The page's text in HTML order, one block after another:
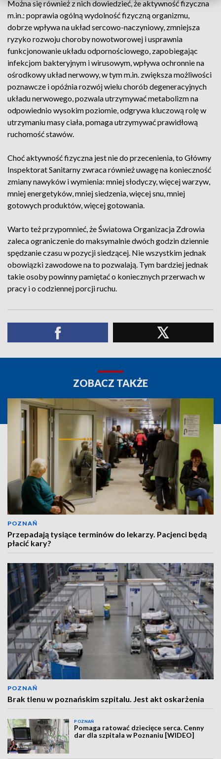
Można się również z nich dowiedzieć, że aktywność fizyczna
m.in.: poprawia ogólną wydolność fizyczną organizmu,
dobrze wpływa na układ sercowo-naczyniowy, zmniejsza
ryzyko rozwoju choroby nowotworowej i usprawnia
funkcjonowanie układu odpornościowego, zapobiegając
infekcjom bakteryjnym i wirusowym, wpływa ochronnie na
ośrodkowy układ nerwowy, w tym m.in. zwiększa możliwości
poznawcze i opóźnia rozwój wielu chorób degeneracyjnych
układu nerwowego, pozwala utrzymywać metabolizm na
odpowiednio wysokim poziomie, odgrywa kluczową rolę w
utrzymaniu masy ciała, pomaga utrzymywać prawidłową
ruchomość stawów.
Choć aktywność fizyczna jest nie do przecenienia, to Główny
Inspektorat Sanitarny zwraca również uwagę na konieczność
zmiany nawyków i wymienia: mniej słodyczy, więcej warzyw,
mniej energetyków, mniej siedzenia, więcej snu, mniej
gotowych produktów, więcej gotowania.
Warto też przypomnieć, że Światowa Organizacja Zdrowia
zaleca ograniczenie do maksymalnie dwóch godzin dziennie
spędzanie czasu w pozycji siedzącej. Nie wszystkim jednak
obowiązki zawodowe na to pozwalają. Tym bardziej jednak
takie osoby powinny pamiętać o koniecznych przerwach w
pracy i o codziennej porcji ruchu.
ZOBACZ TAKŻE
POZNAŃ
Przepadają tysiące terminów do lekarzy. Pacjenci będą
płacić kary?
POZNAŃ
Brak tlenu w poznańskim szpitalu. Jest akt oskarżenia
POZNAŃ
Pomaga ratować dziecięce serca. Cenny
dar dla szpitala w Poznaniu [WIDEO]